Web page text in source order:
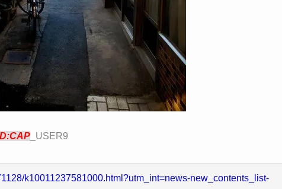
_USER9
k10011237581000.html?utm_int=news-new_contents_list-